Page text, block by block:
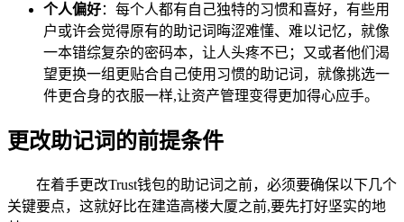
个人偏好：每个人都有自己独特的习惯和喜好，有些用
户或许会觉得原有的助记词晦涩难懂、难以记忆，就像
一本错综复杂的密码本，让人头疼不已；又或者他们渴
望更换一组更贴合自己使用习惯的助记词，就像挑选一
件更合身的衣服一样,让资产管理变得更加得心应手。
更改助记词的前提条件
在着手更改Trust钱包的助记词之前，必须要确保以下几个
关键要点，这就好比在建造高楼大厦之前,要先打好坚实的地